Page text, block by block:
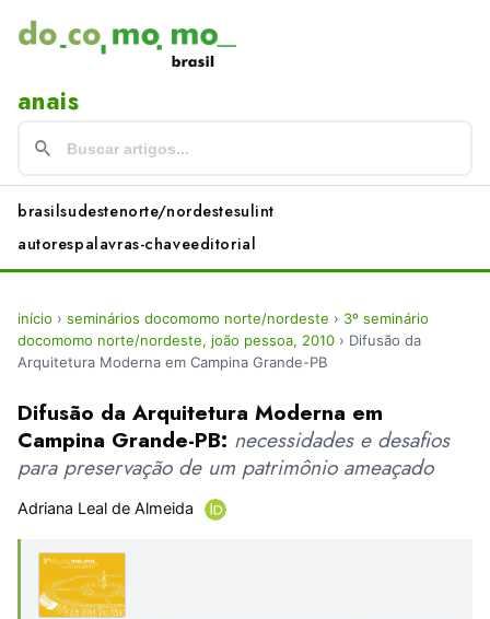
anais
brasilsudestenorte/nordestesulint
autorespalavras-chaveeditorial
início › seminários docomomo norte/nordeste › 3º seminário
docomomo norte/nordeste, joão pessoa, 2010 › Difusão da
Arquitetura Moderna em Campina Grande-PB
Difusão da Arquitetura Moderna em
Campina Grande-PB: necessidades e desafios
para preservação de um patrimônio ameaçado
Adriana Leal de Almeida